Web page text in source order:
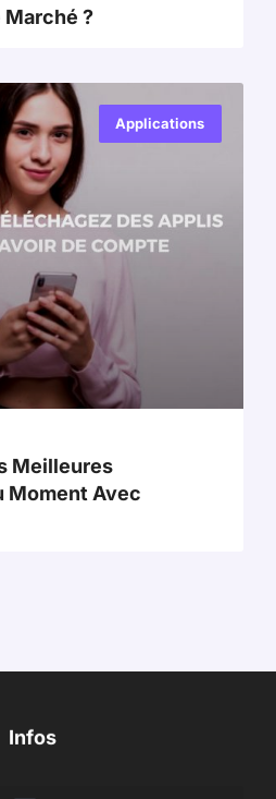
Marché ?
Applications
Meilleures
Moment Avec
Infos